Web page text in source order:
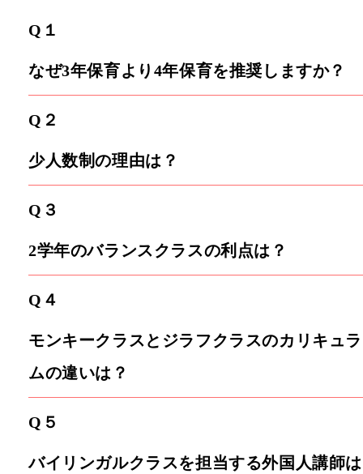
Q１
なぜ3年保育より4年保育を推奨しますか？
Q２
少人数制の理由は？
Q３
2学年のバランスクラスの利点は？
Q４
モンキークラスとジラフクラスのカリキュラ
ムの違いは？
Q５
バイリンガルクラスを担当する外国人講師は